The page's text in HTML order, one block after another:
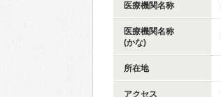
医療機関名称
医療機関名称
(かな)
所在地
アクセス